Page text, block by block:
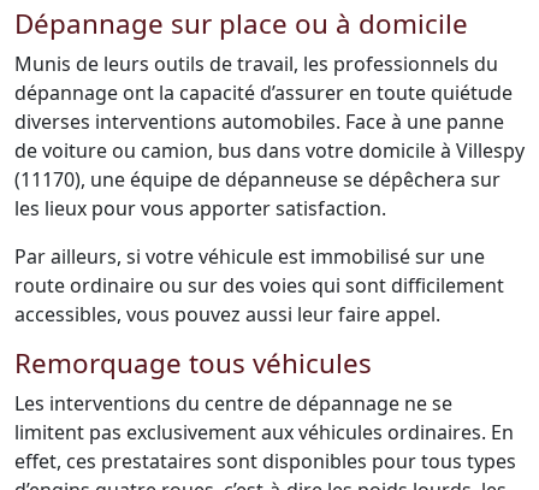
Dépannage sur place ou à domicile
Munis de leurs outils de travail, les professionnels du
dépannage ont la capacité d’assurer en toute quiétude
diverses interventions automobiles. Face à une panne
de voiture ou camion, bus dans votre domicile à Villespy
(11170), une équipe de dépanneuse se dépêchera sur
les lieux pour vous apporter satisfaction.
Par ailleurs, si votre véhicule est immobilisé sur une
route ordinaire ou sur des voies qui sont difficilement
accessibles, vous pouvez aussi leur faire appel.
Remorquage tous véhicules
Les interventions du centre de dépannage ne se
limitent pas exclusivement aux véhicules ordinaires. En
effet, ces prestataires sont disponibles pour tous types